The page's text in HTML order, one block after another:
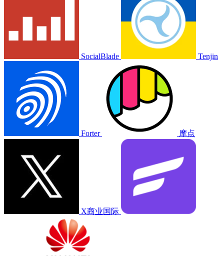
SocialBlade Tenjin
Forter 摩点
X商业国际